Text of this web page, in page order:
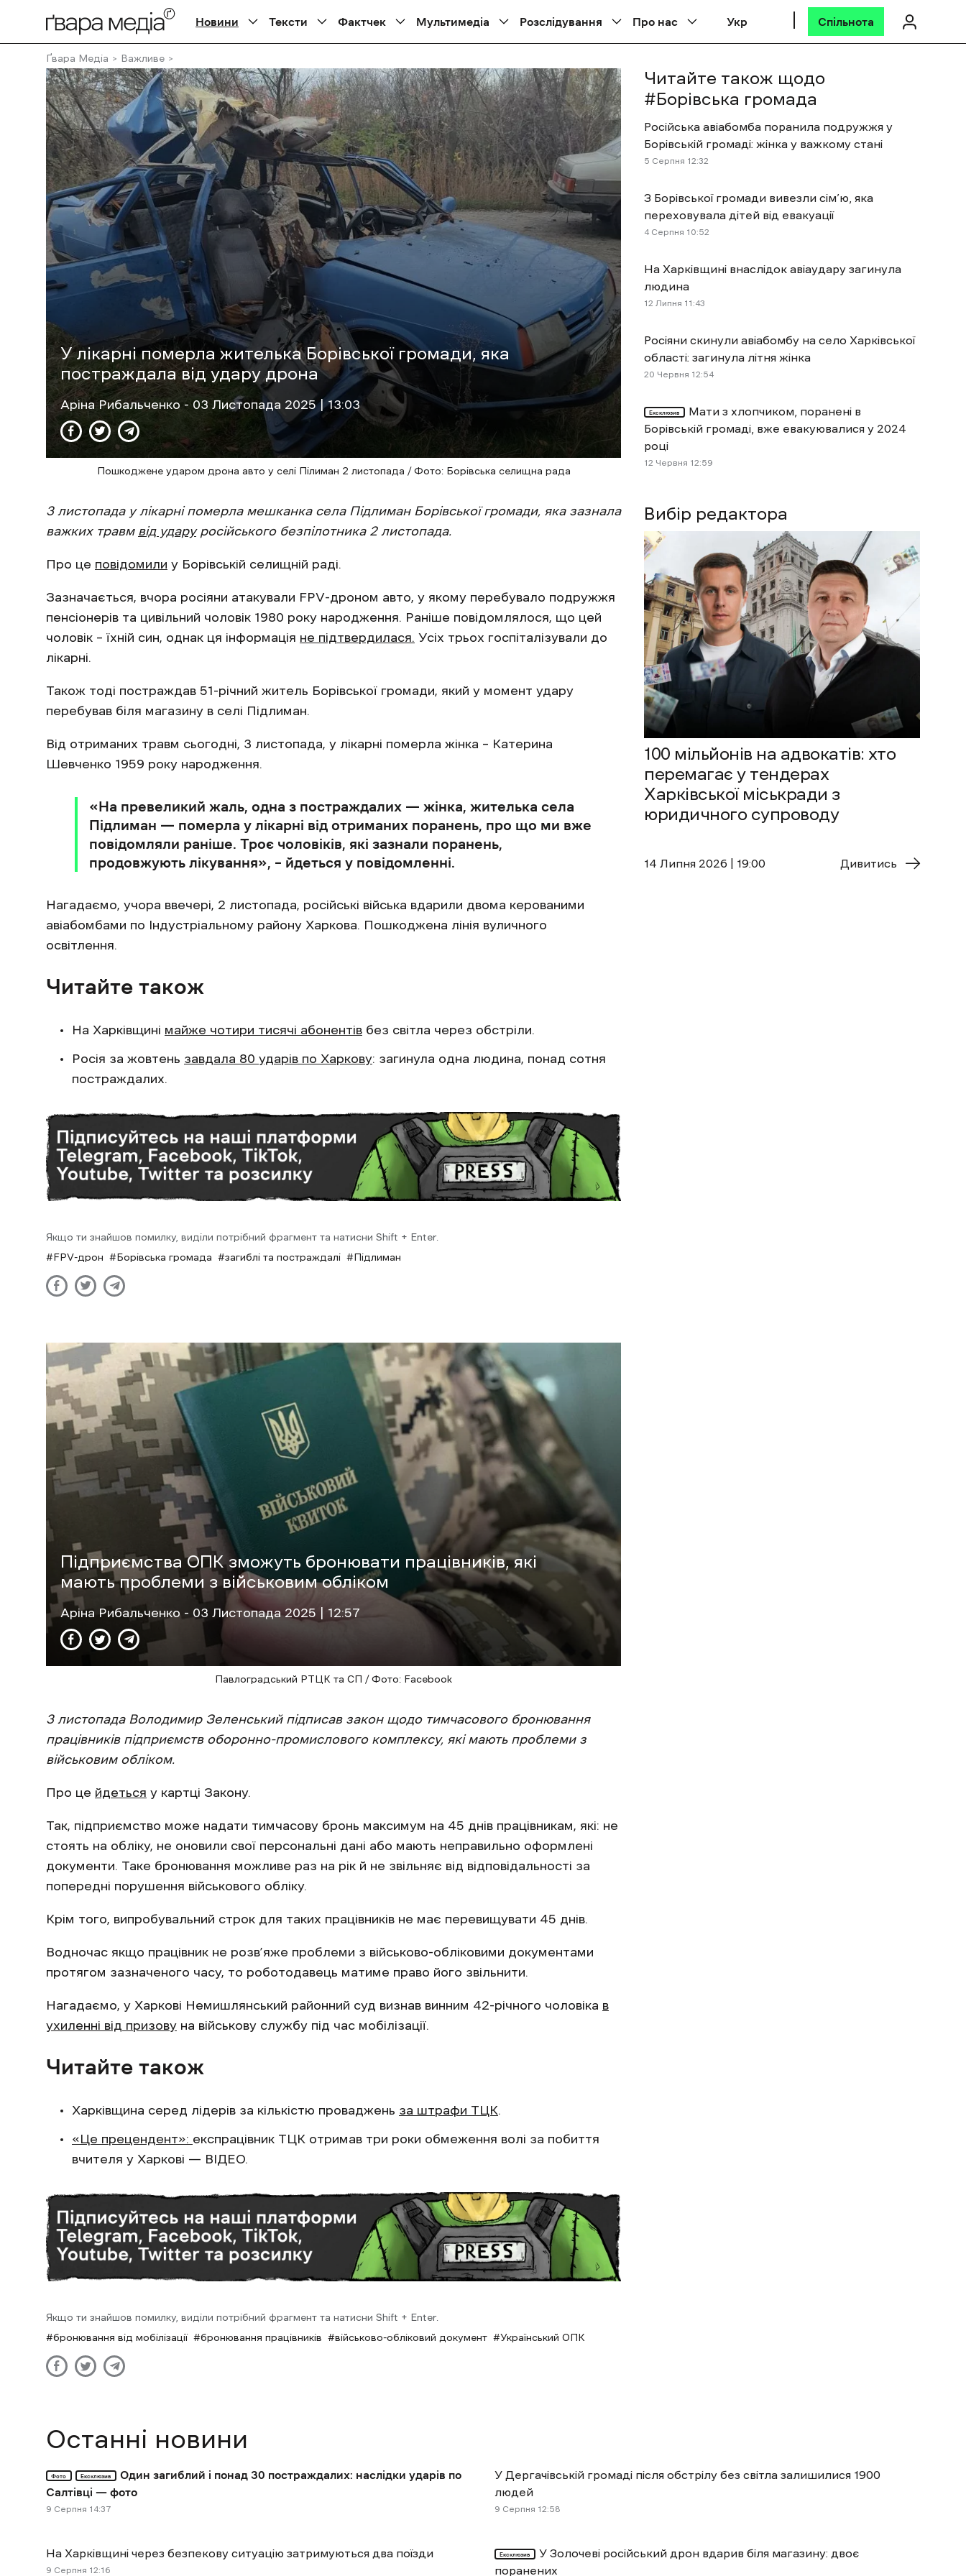
Новини Тексти Фактчек Мультимедіа Розслідування Про нас Укр Спільнота
Ґвара Медіа Важливе
У лікарні померла жителька Борівської громади, яка
постраждала від удару дрона
Аріна Рибальченко- 03 Листопада 2025 | 13:03
Пошкоджене ударом дрона авто у селі Пілиман 2 листопада / Фото: Борівська селищна рада
3 листопада у лікарні померла мешканка села Підлиман Борівської громади, яка зазнала
важких травм від ударуросійського безпілотника 2 листопада.
Про це повідомили у Борівській селищній раді.
Зазначається, вчора росіяни атакували FPV-дроном авто, у якому перебувало подружжя
пенсіонерів та цивільний чоловік 1980 року народження. Раніше повідомлялося, що цей
чоловік – їхній син, однак ця інформація не підтвердилася. Усіх трьох госпіталізували до
лікарні.
Також тоді постраждав 51-річний житель Борівської громади, який у момент удару
перебував біля магазину в селі Підлиман.
Від отриманих травм сьогодні, 3 листопада, у лікарні померла жінка – Катерина
Шевченко 1959 року народження.
«На превеликий жаль, одна з постраждалих — жінка, жителька села
Підлиман — померла у лікарні від отриманих поранень, про що ми вже
повідомляли раніше. Троє чоловіків, які зазнали поранень,
продовжують лікування», – йдеться у повідомленні.
Нагадаємо, учора ввечері, 2 листопада, російські війська вдарили двома керованими
авіабомбами по Індустріальному району Харкова. Пошкоджена лінія вуличного
освітлення.
Читайте також
На Харківщині майже чотири тисячі абонентів без світла через обстріли.
Росія за жовтень завдала 80 ударів по Харкову: загинула одна людина, понад сотня
постраждалих.
Якщо ти знайшов помилку, виділи потрібний фрагмент та натисни Shift + Enter.
FPV-дрон
Борівська громада загиблі та постраждалі Підлиман
Підприємства ОПК зможуть бронювати працівників, які
мають проблеми з військовим обліком
Аріна Рибальченко - 03 Листопада 2025 | 12:57
Павлоградський РТЦК та СП / Фото: Facebook
3 листопада Володимир Зеленський підписав закон щодо тимчасового бронювання
працівників підприємств оборонно-промислового комплексу, які мають проблеми з
військовим обліком.
Про це йдеться у картці Закону.
Так, підприємство може надати тимчасову бронь максимум на 45 днів працівникам, які: не
стоять на обліку, не оновили свої персональні дані або мають неправильно оформлені
документи. Таке бронювання можливе раз на рік й не звільняє від відповідальності за
попередні порушення військового обліку.
Крім того, випробувальний строк для таких працівників не має перевищувати 45 днів.
Водночас якщо працівник не розв’яже проблеми з військово-обліковими документами
протягом зазначеного часу, то роботодавець матиме право його звільнити.
Нагадаємо, у Харкові Немишлянський районний суд визнав винним 42-річного чоловіка в
ухиленні від призову на військову службу під час мобілізації.
Читайте також
Харківщина серед лідерів за кількістю проваджень за штрафи ТЦК.
«Це прецендент»: експрацівник ТЦК отримав три роки обмеження волі за побиття
вчителя у Харкові — ВІДЕО.
Якщо ти знайшов помилку, виділи потрібний фрагмент та натисни Shift + Enter.
бронювання від мобілізації
бронювання працівників військово-обліковий документ Український ОПК
Вибір редактора
100 мільйонів на адвокатів: хто
перемагає у тендерах
Харківської міськради з
юридичного супроводу
14 Липня 2026 | 19:00 Дивитись
Читайте також щодо
# Борівська громада
Російська авіабомба поранила подружжя у
Борівській громаді: жінка у важкому стані
5 Cерпня 12:32
З Борівської громади вивезли сім’ю, яка
переховувала дітей від евакуації
4 Cерпня 10:52
На Харківщині внаслідок авіаудару загинула
людина
12 Липня 11:43
Росіяни скинули авіабомбу на село Харківської
області: загинула літня жінка
20 Червня 12:54
Ексклюзив
Мати з хлопчиком, поранені в
Борівській громаді, вже евакуювалися у 2024
році
12 Червня 12:59
Останні новини
Фото Ексклюзив
Один загиблий і понад 30 постраждалих: наслідки ударів по
Салтівці — фото
9 Cерпня 14:37
У Дергачівській громаді після обстрілу без світла залишилися 1900
людей
9 Cерпня 12:58
На Харківщині через безпекову ситуацію затримуються два поїзди
9 Cерпня 12:16
Ексклюзив
У Золочеві російський дрон вдарив біля магазину: двоє
поранених